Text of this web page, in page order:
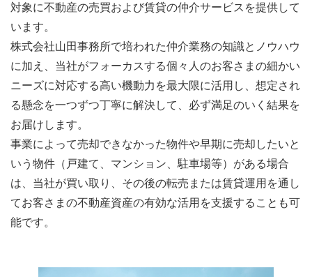
対象に不動産の売買および賃貸の仲介サービスを提供して
います。
株式会社山田事務所で培われた仲介業務の知識とノウハウ
に加え、当社がフォーカスする個々人のお客さまの細かい
ニーズに対応する高い機動力を最大限に活用し、想定され
る懸念を一つずつ丁寧に解決して、必ず満足のいく結果を
お届けします。
事業によって売却できなかった物件や早期に売却したいと
いう物件（戸建て、マンション、駐車場等）がある場合
は、当社が買い取り、その後の転売または賃貸運用を通し
てお客さまの不動産資産の有効な活用を支援することも可
能です。